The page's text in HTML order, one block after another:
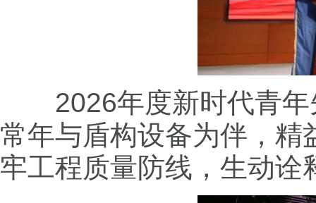
2026年度新时代青年
常年与盾构设备为伴，精
牢工程质量防线，生动诠